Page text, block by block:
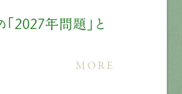
2027年問題」と
MORE